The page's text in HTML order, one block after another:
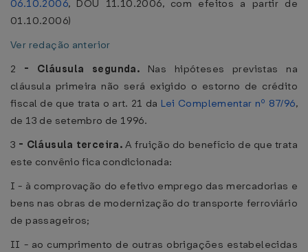
06.10.2006, DOU 11.10.2006, com efeitos a partir de
01.10.2006)
Ver redação anterior
2 - Cláusula segunda. Nas hipóteses previstas na
cláusula primeira não será exigido o estorno de crédito
fiscal de que trata o art. 21 da Lei Complementar nº 87/96,
de 13 de setembro de 1996.
3 - Cláusula terceira.A fruição do benefício de que trata
este convênio fica condicionada:
I - à comprovação do efetivo emprego das mercadorias e
bens nas obras de modernização do transporte ferroviário
de passageiros;
II - ao cumprimento de outras obrigações estabelecidas